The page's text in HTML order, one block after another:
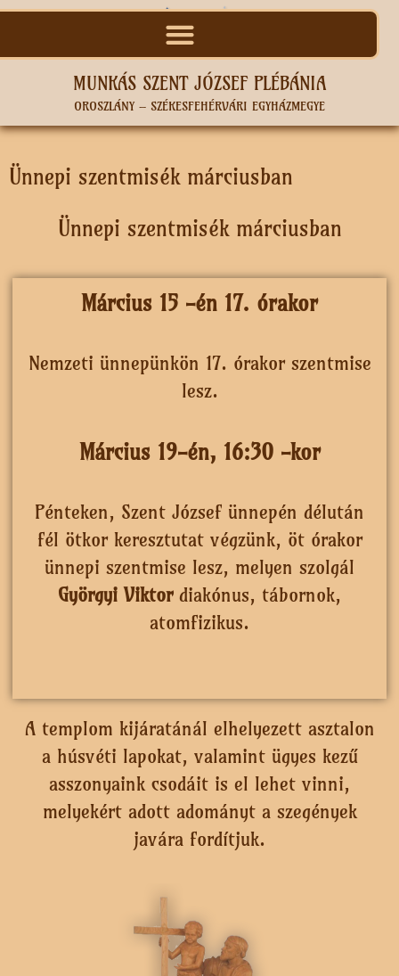
MUNKÁS SZENT JÓZSEF PLÉBÁNIA
OROSZLÁNY – SZÉKESFEHÉRVÁRI EGYHÁZMEGYE
Ünnepi szentmisék márciusban
Ünnepi szentmisék márciusban
Március 15 -én 17. órakor
Nemzeti ünnepünkön 17. órakor szentmise
lesz.
Március 19-én, 16:30 -kor
Pénteken, Szent József ünnepén délután
fél ötkor keresztutat végzünk, öt órakor
ünnepi szentmise lesz, melyen szolgál
Györgyi Viktordiakónus, tábornok,
atomfizikus.
A templom kijáratánál elhelyezett asztalon
a húsvéti lapokat, valamint ügyes kezű
asszonyaink csodáit is el lehet vinni,
melyekért adott adományt a szegények
javára fordítjuk.